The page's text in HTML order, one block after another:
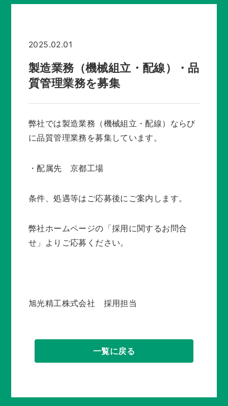
事業拠点
新着情報
採用情報 / 社員紹介
受付時間：平日 8:30～17:15
2025.02.01
製造業務（機械組立・配線）・品
質管理業務を募集
弊社では製造業務（機械組立・配線）ならび
に品質管理業務を募集しています。
・配属先 京都工場
条件、処遇等はご応募後にご案内します。
弊社ホームページの「採用に関するお問合
せ」よりご応募ください。
旭光精工株式会社 採用担当
一覧に戻る